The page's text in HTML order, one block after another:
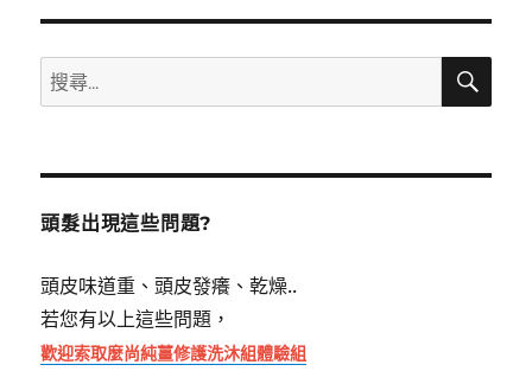
搜
尋
鍵
搜
頭髮出現這些問題?
頭皮味道重、頭皮發癢、乾燥..
若您有以上這些問題，
歡迎索取麼尚純薑修護洗沐組體驗組